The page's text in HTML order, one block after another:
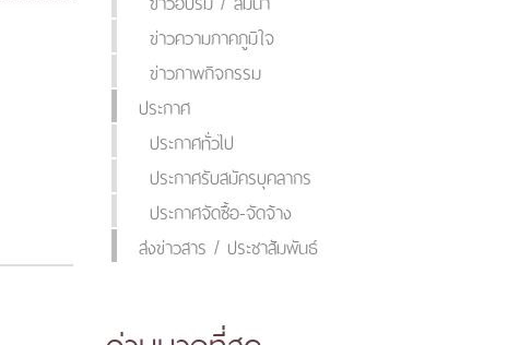
ข่าวความภาคภูมิใจ
ข่าวภาพกิจกรรม
ประกาศ
ประกาศทั่วไป
ประกาศรับสมัครบุคลากร
ประกาศจัดซื้อ-จัดจ้าง
ส่งข่าวสาร / ประชาสัมพันธ์